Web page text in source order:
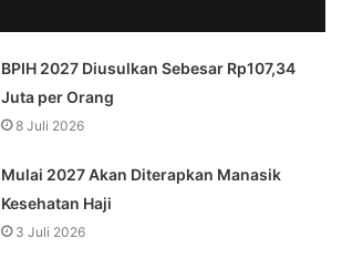
BPIH 2027 Diusulkan Sebesar Rp107,34
Juta per Orang
8 Juli 2026
Mulai 2027 Akan Diterapkan Manasik
Kesehatan Haji
3 Juli 2026